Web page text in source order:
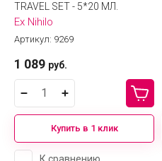
TRAVEL SET - 5*20 МЛ.
Ex Nihilo
Артикул: 9269
1 089 руб.
Купить в 1 клик